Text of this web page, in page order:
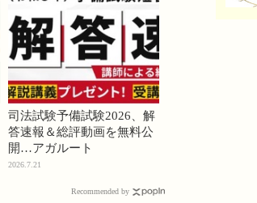
司法試験予備試験2026、解
答速報＆総評動画を無料公
開…アガルート
2026.7.21
Recommended by